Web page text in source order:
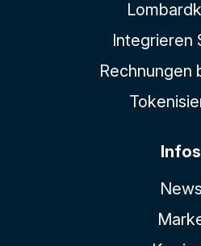
Integrieren
Rechnungen
Infos
News